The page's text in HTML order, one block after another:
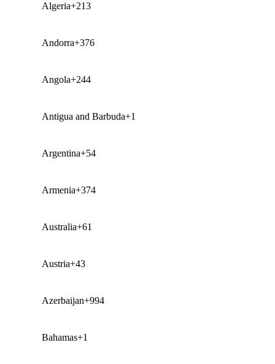
Algeria+213
Andorra+376
Angola+244
Antigua and Barbuda+1
Argentina+54
Armenia+374
Australia+61
Austria+43
Azerbaijan+994
Bahamas+1